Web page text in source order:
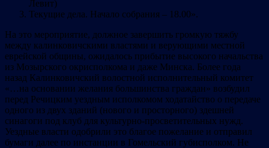
Левит)
Текущие дела. Начало собрания – 18.00».
На это мероприятие, должное завершить громкую тяжбу
между калинковичскими властями и верующими местной
еврейской общины, ожидалось прибытие высокого начальства
из Мозырского окрисполкома и даже Минска. Более года
назад Калинковичский волостной исполнительный комитет
«…на основании желания большинства граждан» возбудил
перед Речицким уездным исполкомом ходатайство о передаче
одного из двух зданий (нового и просторного) здешней
синагоги под клуб для культурно-просветительных нужд.
Уездные власти одобрили это благое пожелание и отправил
бумаги далее по инстанции в Гомельский губисполком. Не